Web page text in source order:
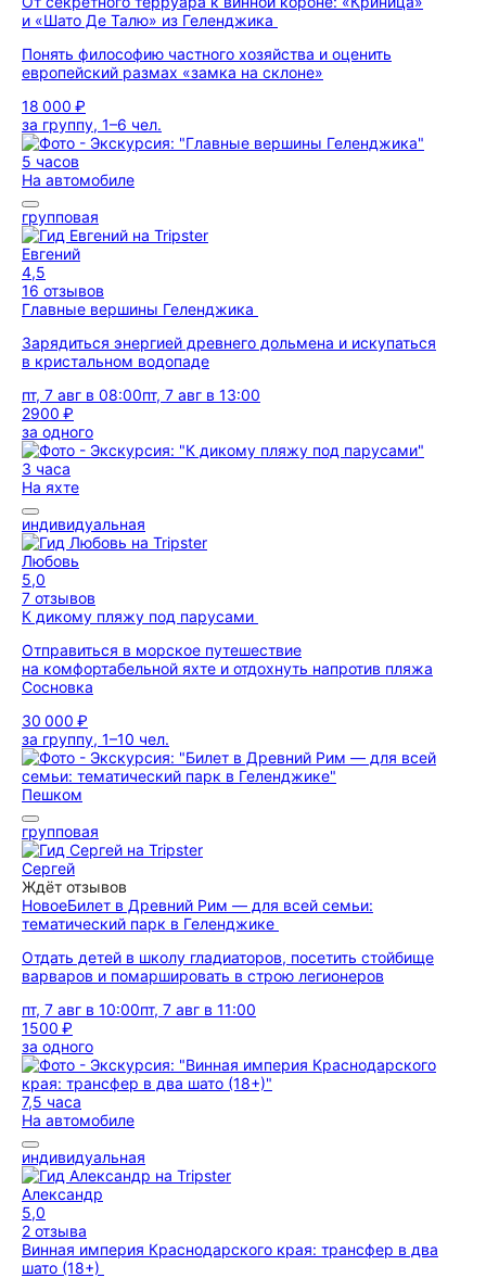
и «Шато Де Талю» из Геленджика
Понять философию частного хозяйства и оценить
европейский размах «замка на склоне»
18 000 ₽
за группу, 1–6 чел.
5 часов
На автомобиле
групповая
Евгений
4,5
16 отзывов
Главные вершины Геленджика
Зарядиться энергией древнего дольмена и искупаться
в кристальном водопаде
пт, 7 авг в 08:00пт, 7 авг в 13:00
2900 ₽
за одного
3 часа
На яхте
индивидуальная
Любовь
5,0
7 отзывов
К дикому пляжу под парусами
Отправиться в морское путешествие
на комфортабельной яхте и отдохнуть напротив пляжа
Сосновка
30 000 ₽
за группу, 1–10 чел.
Пешком
групповая
Сергей
Ждёт отзывов
НовоеБилет в Древний Рим — для всей семьи:
тематический парк в Геленджике
Отдать детей в школу гладиаторов, посетить стойбище
варваров и помаршировать в строю легионеров
пт, 7 авг в 10:00пт, 7 авг в 11:00
1500 ₽
за одного
7,5 часа
На автомобиле
индивидуальная
Александр
5,0
2 отзыва
Винная империя Краснодарского края: трансфер в два
шато (18+)